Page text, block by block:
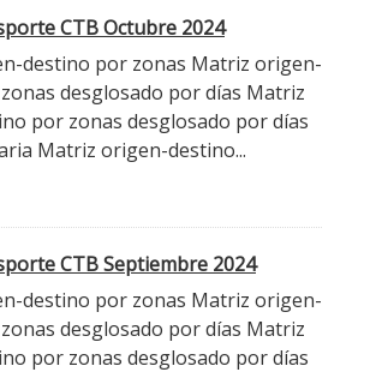
CTB Octubre 2024
destino por zonas Matriz origen-
desglosado por días Matriz
por zonas desglosado por días
Matriz origen-destino...
CTB Septiembre 2024
destino por zonas Matriz origen-
desglosado por días Matriz
por zonas desglosado por días